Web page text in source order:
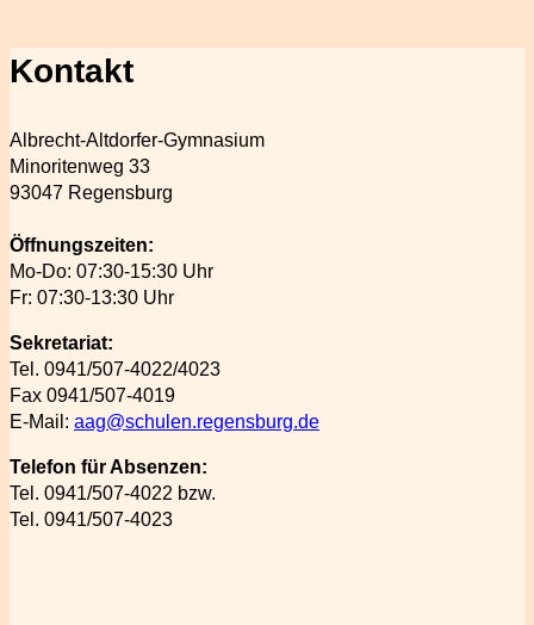
Kontakt
Albrecht-Altdorfer-Gymnasium
Minoritenweg 33
93047 Regensburg
Öffnungszeiten:
Mo-Do: 07:30-15:30 Uhr
Fr: 07:30-13:30 Uhr
Sekretariat:
Tel. 0941/507-4022/4023
Fax 0941/507-4019
E-Mail: aag@schulen.regensburg.de
Telefon für Absenzen:
Tel. 0941/507-4022 bzw.
Tel. 0941/507-4023